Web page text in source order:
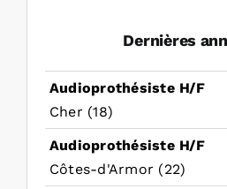
Dernières
Audioprothésiste H/F
Cher (18)
Audioprothésiste H/F
Côtes-d'Armor (22)